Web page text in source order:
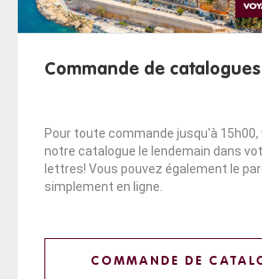
Commande de catalogues
Pour toute commande jusqu'à 15h00,
notre catalogue le lendemain dans
lettres! Vous pouvez également le
simplement en ligne.
COMMANDE DE